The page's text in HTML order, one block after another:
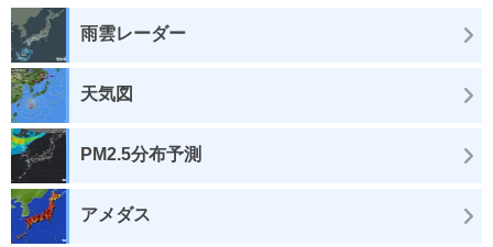
雨雲レーダー
天気図
PM2.5分布予測
アメダス